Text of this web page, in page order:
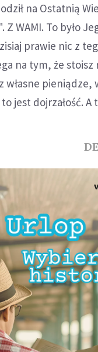
na Ostatnią
Z WAMI. To było
prawie nic z
na tym, że
własne pieniądze,
jest dojrzałość. A